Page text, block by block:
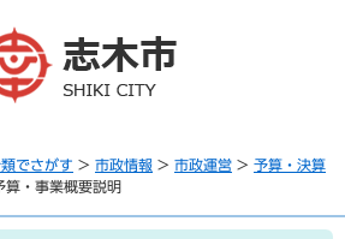
でさがす > 市政情報 > 市政運営 > 予算・決算
算・事業概要説明